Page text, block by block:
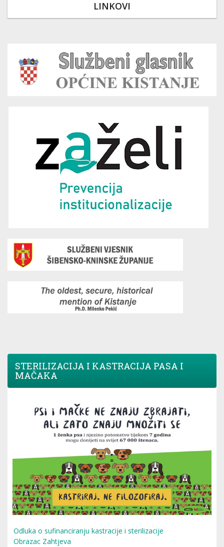
LINKOVI
STERILIZACIJA I KASTRACIJA PASA I
MAČAKA
Odluka o sufinanciranju kastracije i sterilizacije
Obrazac Zahtjeva